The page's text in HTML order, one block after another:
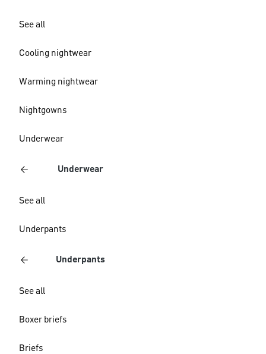
See all
Cooling nightwear
Warming nightwear
Nightgowns
Underwear
Underwear
See all
Underpants
Underpants
See all
Boxer briefs
Briefs